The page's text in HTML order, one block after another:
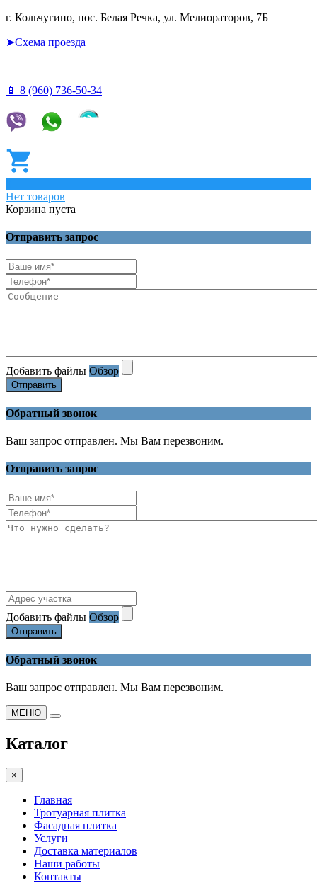
г. Кольчугино, пос. Белая Речка, ул. Мелиораторов, 7Б
➤Схема проезда
📱 8 (960) 736-50-34
Нет товаров
Корзина пуста
Отправить запрос
Добавить файлы Обзор
Отправить
Обратный звонок
Ваш запрос отправлен. Мы Вам перезвоним.
Отправить запрос
Добавить файлы Обзор
Отправить
Обратный звонок
Ваш запрос отправлен. Мы Вам перезвоним.
МЕНЮ
Каталог
×
Главная
Тротуарная плитка
Фасадная плитка
Услуги
Доставка материалов
Наши работы
Контакты